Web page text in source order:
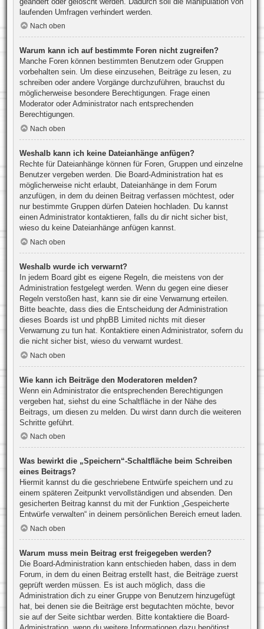
laufenden Umfragen verhindert werden.
Nach oben
Warum kann ich auf bestimmte Foren nicht zugreifen?
Manche Foren können bestimmten Benutzern oder Gruppen
vorbehalten sein. Um diese einzusehen, Beiträge zu lesen, zu
schreiben oder andere Vorgänge durchzuführen, brauchst du
möglicherweise besondere Berechtigungen. Frage einen
Moderator oder Administrator nach entsprechenden
Berechtigungen.
Nach oben
Weshalb kann ich keine Dateianhänge anfügen?
Rechte für Dateianhänge können für Foren, Gruppen und einzelne
Benutzer vergeben werden. Die Board-Administration hat es
möglicherweise nicht erlaubt, Dateianhänge in dem Forum
anzufügen, in dem du deinen Beitrag verfassen möchtest, oder
nur bestimmte Gruppen dürfen Dateien hochladen. Du kannst
einen Administrator kontaktieren, falls du dir nicht sicher bist,
wieso du keine Dateianhänge anfügen kannst.
Nach oben
Weshalb wurde ich verwarnt?
In jedem Board gibt es eigene Regeln, die meistens von der
Administration festgelegt werden. Wenn du gegen eine dieser
Regeln verstoßen hast, kann sie dir eine Verwarnung erteilen.
Bitte beachte, dass dies die Entscheidung der Administration
dieses Boards ist und phpBB Limited nichts mit dieser
Verwarnung zu tun hat. Kontaktiere einen Administrator, sofern du
die nicht sicher bist, wieso du verwarnt wurdest.
Nach oben
Wie kann ich Beiträge den Moderatoren melden?
Wenn ein Administrator die entsprechenden Berechtigungen
vergeben hat, siehst du eine Schaltfläche in der Nähe des
Beitrags, um diesen zu melden. Du wirst dann durch die weiteren
Schritte geführt.
Nach oben
Was bewirkt die „Speichern“-Schaltfläche beim Schreiben
eines Beitrags?
Hiermit kannst du die geschriebene Entwürfe speichern und zu
einem späteren Zeitpunkt vervollständigen und absenden. Den
gesicherten Beitrag kannst du mit der Funktion „Gespeicherte
Entwürfe verwalten“ in deinem persönlichen Bereich erneut laden.
Nach oben
Warum muss mein Beitrag erst freigegeben werden?
Die Board-Administration kann entschieden haben, dass in dem
Forum, in dem du einen Beitrag erstellt hast, die Beiträge zuerst
geprüft werden müssen. Es ist auch möglich, dass die
Administration dich zu einer Gruppe von Benutzern hinzugefügt
hat, bei denen sie die Beiträge erst begutachten möchte, bevor
sie auf der Seite sichtbar werden. Bitte kontaktiere die Board-